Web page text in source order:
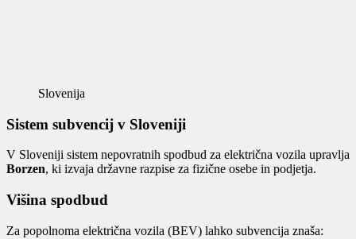
Slovenija
Sistem subvencij v Sloveniji
V Sloveniji sistem nepovratnih spodbud za električna vozila upravlja
Borzen, ki izvaja državne razpise za fizične osebe in podjetja.
Višina spodbud
Za popolnoma električna vozila (BEV) lahko subvencija znaša: